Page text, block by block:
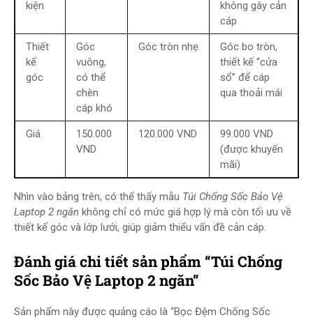
kiện
không gây cản
cáp
Thiết
kế
góc
Góc
vuông,
có thể
chèn
cáp khó
Góc tròn nhẹ
Góc bo tròn,
thiết kế “cửa
sổ” để cáp
qua thoải mái
Giá
150.000
VND
120.000 VND
99.000 VND
(được khuyến
mãi)
Nhìn vào bảng trên, có thể thấy mẫu Túi Chống Sốc Bảo Vệ
Laptop 2 ngăn không chỉ có mức giá hợp lý mà còn tối ưu về
thiết kế góc và lớp lưới, giúp giảm thiểu vấn đề cản cáp.
Đánh giá chi tiết sản phẩm “Túi Chống
Sốc Bảo Vệ Laptop 2 ngăn”
Sản phẩm này được quảng cáo là “Bọc Đệm Chống Sốc